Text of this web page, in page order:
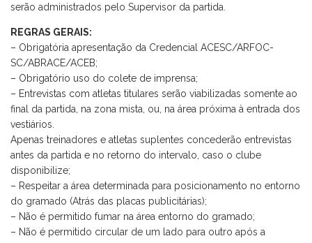
serão administrados pelo Supervisor da partida.
REGRAS GERAIS:
– Obrigatória apresentação da Credencial ACESC/ARFOC-
SC/ABRACE/ACEB;
– Obrigatório uso do colete de imprensa;
– Entrevistas com atletas titulares serão viabilizadas somente ao
final da partida, na zona mista, ou, na área próxima à entrada dos
vestiários.
Apenas treinadores e atletas suplentes concederão entrevistas
antes da partida e no retorno do intervalo, caso o clube
disponibilize;
– Respeitar a área determinada para posicionamento no entorno
do gramado (Atrás das placas publicitárias);
– Não é permitido fumar na área entorno do gramado;
– Não é permitido circular de um lado para outro após a